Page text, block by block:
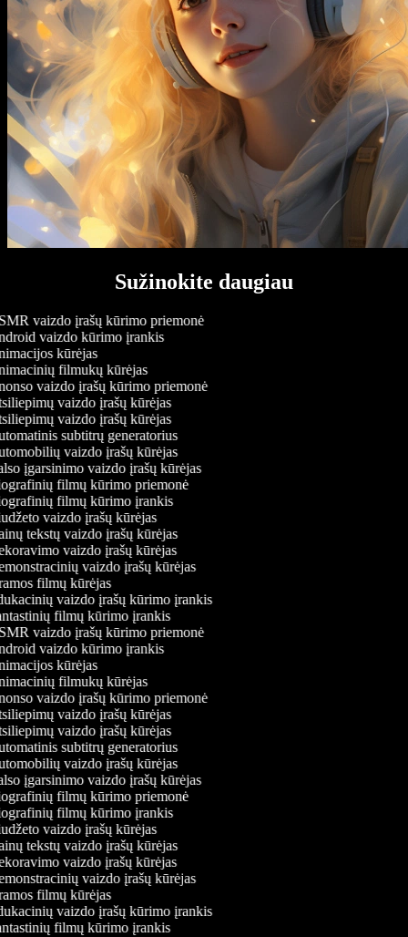
Sužinokite daugiau
vaizdo įrašų kūrimo priemonė
vaizdo kūrimo įrankis
kūrėjas
filmukų kūrėjas
vaizdo įrašų kūrimo priemonė
vaizdo įrašų kūrėjas
vaizdo įrašų kūrėjas
subtitrų generatorius
vaizdo įrašų kūrėjas
įgarsinimo vaizdo įrašų kūrėjas
filmų kūrimo priemonė
filmų kūrimo įrankis
vaizdo įrašų kūrėjas
tekstų vaizdo įrašų kūrėjas
vaizdo įrašų kūrėjas
vaizdo įrašų kūrėjas
filmų kūrėjas
vaizdo įrašų kūrimo įrankis
filmų kūrimo įrankis
vaizdo įrašų kūrimo priemonė
vaizdo kūrimo įrankis
kūrėjas
filmukų kūrėjas
vaizdo įrašų kūrimo priemonė
vaizdo įrašų kūrėjas
vaizdo įrašų kūrėjas
subtitrų generatorius
vaizdo įrašų kūrėjas
įgarsinimo vaizdo įrašų kūrėjas
filmų kūrimo priemonė
filmų kūrimo įrankis
vaizdo įrašų kūrėjas
tekstų vaizdo įrašų kūrėjas
vaizdo įrašų kūrėjas
vaizdo įrašų kūrėjas
filmų kūrėjas
vaizdo įrašų kūrimo įrankis
filmų kūrimo įrankis